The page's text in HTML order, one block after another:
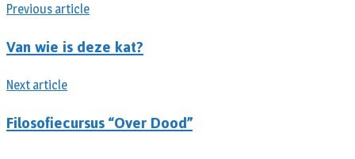
Previous article
Van wie is deze kat?
Next article
Filosofiecursus “Over Dood”